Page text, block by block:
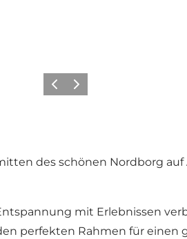
ZurückWeiter
des schönen Nordborg auf
mit Erlebnissen
perfekten Rahmen für einen